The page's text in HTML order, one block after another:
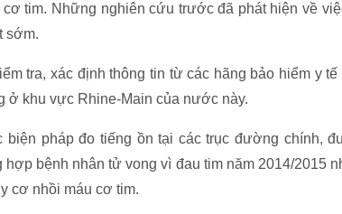
tim. Những nghiên cứu trước đã phát hiện về
sớm.
tra, xác định thông tin từ các hãng bảo hiểm y
ở khu vực Rhine-Main của nước này.
biện pháp đo tiếng ồn tại các trục đường chính,
bệnh nhân tử vong vì đau tim năm 2014/2015
cơ nhồi máu cơ tim.